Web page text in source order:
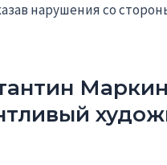
нарушения со